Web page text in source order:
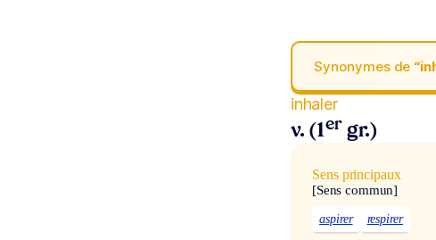
Synonymes de
inhaler
v. (1er gr.)
Sens principaux
[Sens commun]
aspirer respirer